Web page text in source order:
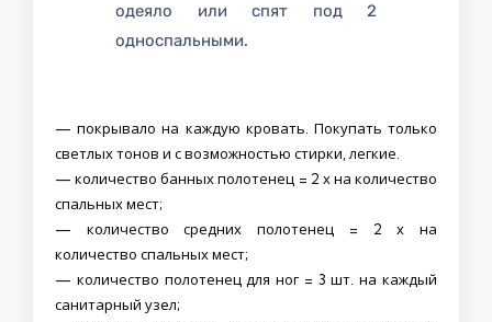
одеяло или спят под 2
односпальными.
— покрывало на каждую кровать. Покупать только
светлых тонов и с возможностью стирки, легкие.
— количество банных полотенец = 2 х на количество
спальных мест;
— количество средних полотенец = 2 х на
количество спальных мест;
— количество полотенец для ног = 3 шт. на каждый
санитарный узел;